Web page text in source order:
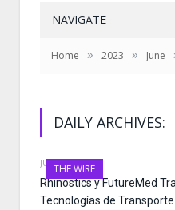
NAVIGATE
Home » 2023 » June
DAILY ARCHIVES:
THE WIRE
JUNE 20, 2023
Rhinostics y FutureMed
Tecnologías de